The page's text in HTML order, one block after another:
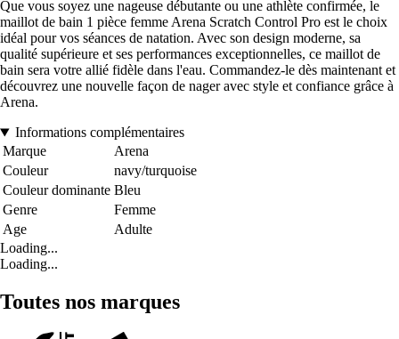
Que vous soyez une nageuse débutante ou une athlète confirmée, le
maillot de bain 1 pièce femme Arena Scratch Control Pro est le choix
idéal pour vos séances de natation. Avec son design moderne, sa
qualité supérieure et ses performances exceptionnelles, ce maillot de
bain sera votre allié fidèle dans l'eau. Commandez-le dès maintenant et
découvrez une nouvelle façon de nager avec style et confiance grâce à
Arena.
Informations complémentaires
Marque
Arena
Couleur
navy/turquoise
Couleur dominante Bleu
Genre
Femme
Age
Adulte
Loading...
Loading...
Toutes nos marques